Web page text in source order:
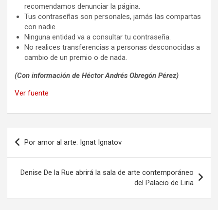
recomendamos denunciar la página.
Tus contraseñas son personales, jamás las compartas
con nadie.
Ninguna entidad va a consultar tu contraseña.
No realices transferencias a personas desconocidas a
cambio de un premio o de nada.
(Con información de Héctor Andrés Obregón Pérez)
Ver fuente
Navegación
de
entradas
Por amor al arte: Ignat Ignatov
Denise De la Rue abrirá la sala de arte contemporáneo
del Palacio de Liria